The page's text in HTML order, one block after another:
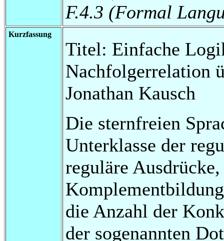
F.4.3 (Formal
Kurzfassung
Titel: Einfache
Nachfolgerrelation
Jonathan Kausch
Die sternfreien
Unterklasse der
reguläre
die Anzahl der
der sogenannten